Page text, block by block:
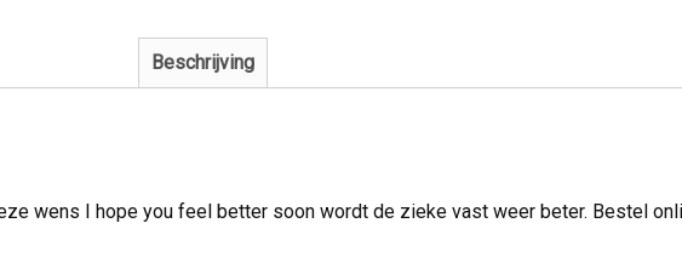
Beschrijving
wens I hope you feel better soon wordt de zieke vast weer beter. Bestel